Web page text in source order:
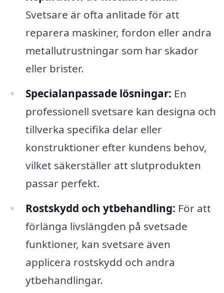
Svetsare är ofta anlitade för att
reparera maskiner, fordon eller andra
metallutrustningar som har skador
eller brister.
Specialanpassade lösningar: En
professionell svetsare kan designa och
tillverka specifika delar eller
konstruktioner efter kundens behov,
vilket säkerställer att slutprodukten
passar perfekt.
Rostskydd och ytbehandling: För att
förlänga livslängden på svetsade
funktioner, kan svetsare även
applicera rostskydd och andra
ytbehandlingar.